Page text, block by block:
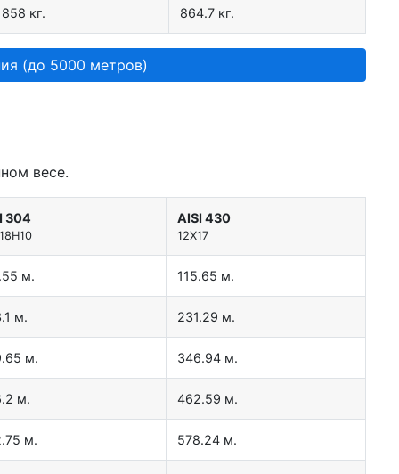
858 кг. 864.7 кг.
(до 5000 метров)
весе.
304 AISI 430
12Х17
м. 115.65 м.
м. 231.29 м.
м. 346.94 м.
м. 462.59 м.
м. 578.24 м.